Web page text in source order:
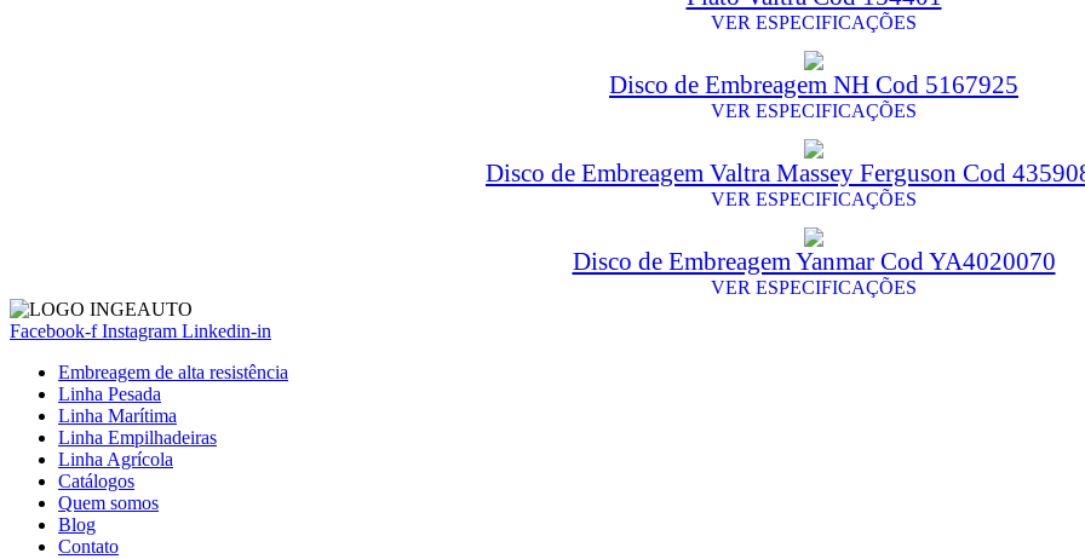
VER ESPECIFICAÇÕES
Disco de Embreagem NH Cod 5167925
VER ESPECIFICAÇÕES
Disco de Embreagem Valtra Massey Ferguson Cod
VER ESPECIFICAÇÕES
Disco de Embreagem Yanmar Cod YA4020070
VER ESPECIFICAÇÕES
Facebook-f Instagram Linkedin-in
Embreagem de alta resistência
Linha Pesada
Linha Marítima
Linha Empilhadeiras
Linha Agrícola
Catálogos
Quem somos
Blog
Contato